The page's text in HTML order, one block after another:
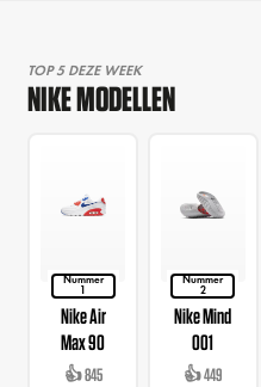
TOP 5 DEZE WEEK
NIKE MODELLEN
Nummer
1
Nike Air
Max 90
👍 845
Nummer
2
Nike Mind
001
👍 449